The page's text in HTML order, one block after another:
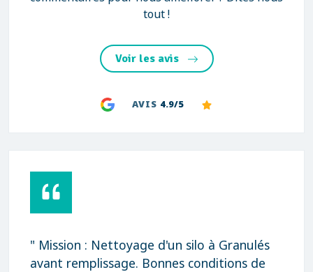
tout !
Voir les avis
AVIS 4.9/5
" Mission : Nettoyage d'un silo à Granulés
avant remplissage. Bonnes conditions de